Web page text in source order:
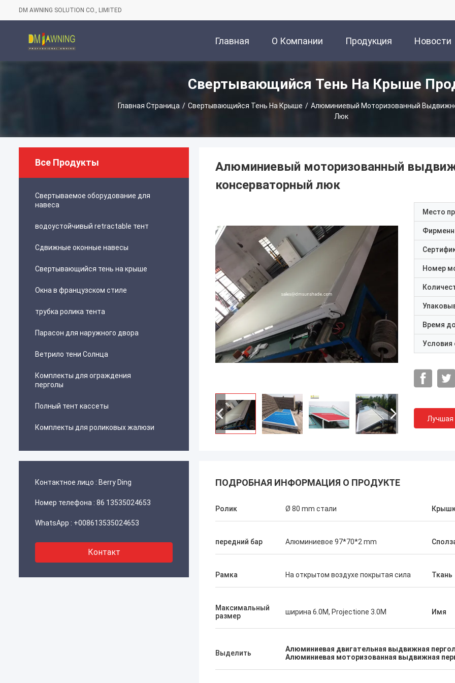
DM AWNING SOLUTION CO., LIMITED
Главная
Страница
О Компании Продукция Новости
Свертывающийся Тень На Крыше
Главная Страница / Свертывающийся Тень На Крыше / Алюминиевый Моторизованный
Люк
Все Продукты
Свертываемое оборудование для
навеса
водоустойчивый retractable тент
Сдвижные оконные навесы
Свертывающийся тень на крыше
Окна в французском стиле
трубка ролика тента
Парасон для наружного двора
Ветрило тени Солнца
Комплекты для ограждения
перголы
Полный тент кассеты
Комплекты для роликовых жалюзи
Контактное лицо : Berry Ding
Номер телефона : 86 13535024653
WhatsApp : +008613535024653
Контакт
Алюминиевый моторизованный
консерваторный люк
Место
Номер
Время
Условия
Лучшая
ПОДРОБНАЯ ИНФОРМАЦИЯ О ПРОДУКТЕ
Ролик Ø 80 mm стали
передний бар Алюминиевое 97*70*2 mm
Рамка На открытом воздухе покрытая сила Ткань
Максимальный
размер
ширина 6.0M, Projectione 3.0M Имя
Выделить
Алюминиевая двигательная выдвижная
Алюминиевая моторизованная выдвижная